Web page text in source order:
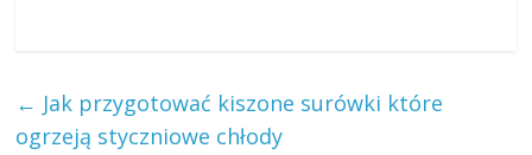
← Jak przygotować kiszone surówki które
ogrzeją styczniowe chłody